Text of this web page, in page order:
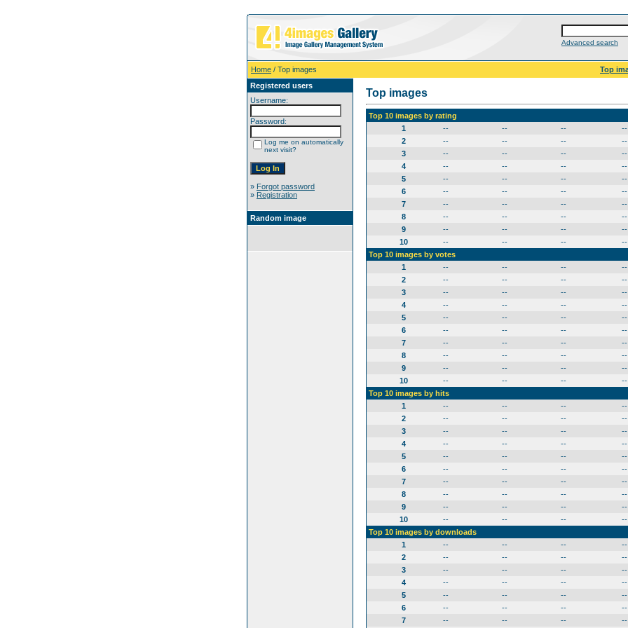
Advanced search
Home / Top images Top
Registered users
Username:
Password:
Log me on automatically
next visit?
» Forgot password
» Registration
Random image
Top images
Top 10 images by rating
1
-- -- --
--
2
-- -- --
--
3
-- -- --
--
4
-- -- --
--
5
-- -- --
--
6
-- -- --
--
7
-- -- --
--
8
-- -- --
--
9
-- -- --
--
10
-- -- --
--
Top 10 images by votes
1
-- -- --
--
2
-- -- --
--
3
-- -- --
--
4
-- -- --
--
5
-- -- --
--
6
-- -- --
--
7
-- -- --
--
8
-- -- --
--
9
-- -- --
--
10
-- -- --
--
Top 10 images by hits
1
-- -- --
--
2
-- -- --
--
3
-- -- --
--
4
-- -- --
--
5
-- -- --
--
6
-- -- --
--
7
-- -- --
--
8
-- -- --
--
9
-- -- --
--
10
-- -- --
--
Top 10 images by downloads
1
-- -- --
--
2
-- -- --
--
3
-- -- --
--
4
-- -- --
--
5
-- -- --
--
6
-- -- --
--
7
-- -- -- --